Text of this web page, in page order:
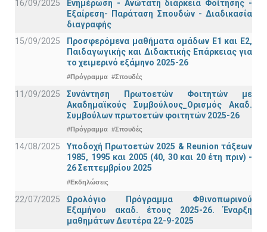
16/09/2025
Ενημέρωση - Ανώτατη διάρκεια Φοίτησης -
Εξαίρεση- Παράταση Σπουδών - Διαδικασία
διαγραφής
15/09/2025
Προσφερόμενα μαθήματα ομάδων Ε1 και Ε2,
Παιδαγωγικής και Διδακτικής Επάρκειας για
το χειμερινό εξάμηνο 2025-26
#Πρόγραμμα #Σπουδές
11/09/2025
Συνάντηση Πρωτοετών Φοιτητών με
Ακαδημαϊκούς Συμβούλους_Ορισμός Ακαδ.
Συμβούλων πρωτοετών φοιτητών 2025-26
#Πρόγραμμα #Σπουδές
14/08/2025
Υποδοχή Πρωτοετών 2025 & Reunion τάξεων
1985, 1995 και 2005 (40, 30 και 20 έτη πριν) -
26 Σεπτεμβρίου 2025
#Εκδηλώσεις
22/07/2025
Ωρολόγιο Πρόγραμμα Φθινοπωρινού
Εξαμήνου ακαδ. έτους 2025-26. Έναρξη
μαθημάτων Δευτέρα 22-9-2025